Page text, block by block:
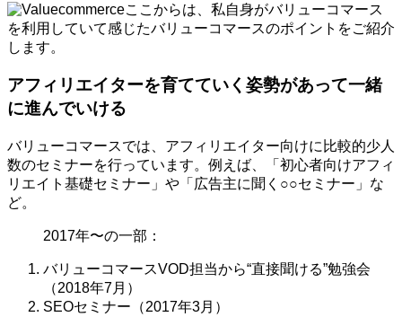
ここからは、私自身がバリューコマース
を利用していて感じたバリューコマースのポイントをご紹介
します。
アフィリエイターを育てていく姿勢があって一緒
に進んでいける
バリューコマースでは、アフィリエイター向けに比較的少人
数のセミナーを行っています。例えば、「初心者向けアフィ
リエイト基礎セミナー」や「広告主に聞く○○セミナー」な
ど。
2017年〜の一部：
バリューコマースVOD担当から“直接聞ける”勉強会
（2018年7月）
SEOセミナー（2017年3月）